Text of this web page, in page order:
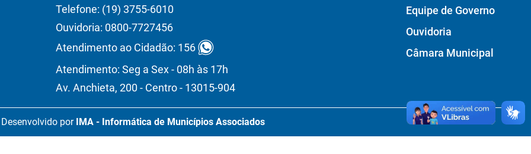
Telefone: (19) 3755-6010
Ouvidoria: 0800-7727456
Atendimento ao Cidadão: 156
Atendimento: Seg a Sex - 08h às 17h
Av. Anchieta, 200 - Centro - 13015-904
Equipe de Governo
Ouvidoria
Câmara Municipal
Desenvolvido por IMA - Informática de Municípios Associados